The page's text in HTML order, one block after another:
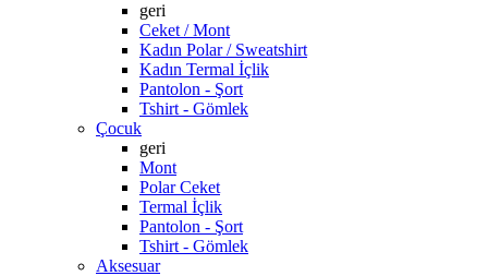
geri
Ceket / Mont
Kadın Polar / Sweatshirt
Kadın Termal İçlik
Pantolon - Şort
Tshirt - Gömlek
Çocuk
geri
Mont
Polar Ceket
Termal İçlik
Pantolon - Şort
Tshirt - Gömlek
Aksesuar